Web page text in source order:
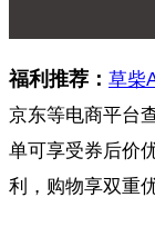
福利推荐： 草柴
京东等电商平台
单可享受券后价
利，购物享双重